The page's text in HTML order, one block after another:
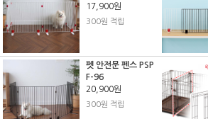
17,900원
300원 적립
펫 안전문 펜스 PSP
F-96
20,900원
300원 적립